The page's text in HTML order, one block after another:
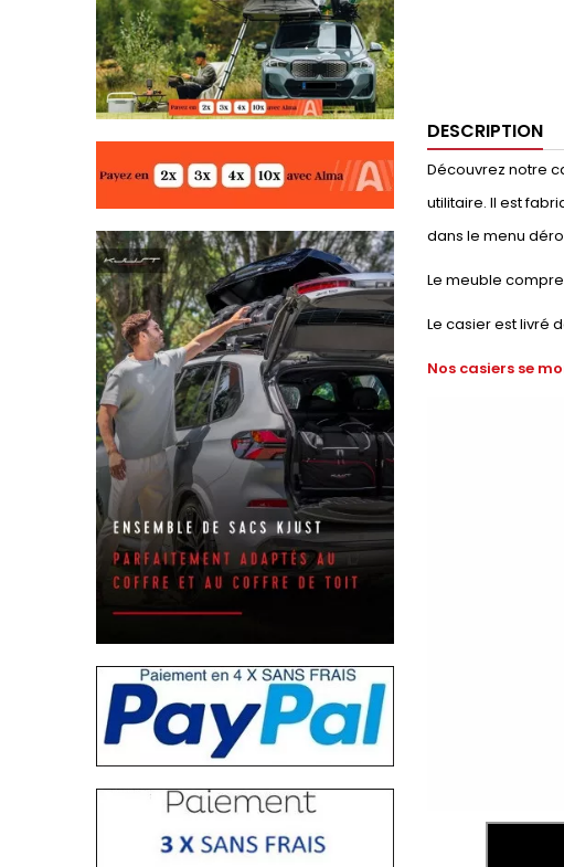
DESCRIPTION
Découvrez notre
utilitaire. Il est
dans le menu
Le meuble
Le casier est livré
Nos casiers se